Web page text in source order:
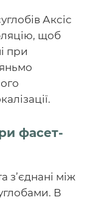
Аксіс
щоб
при
фасет-
з’єднані між
В